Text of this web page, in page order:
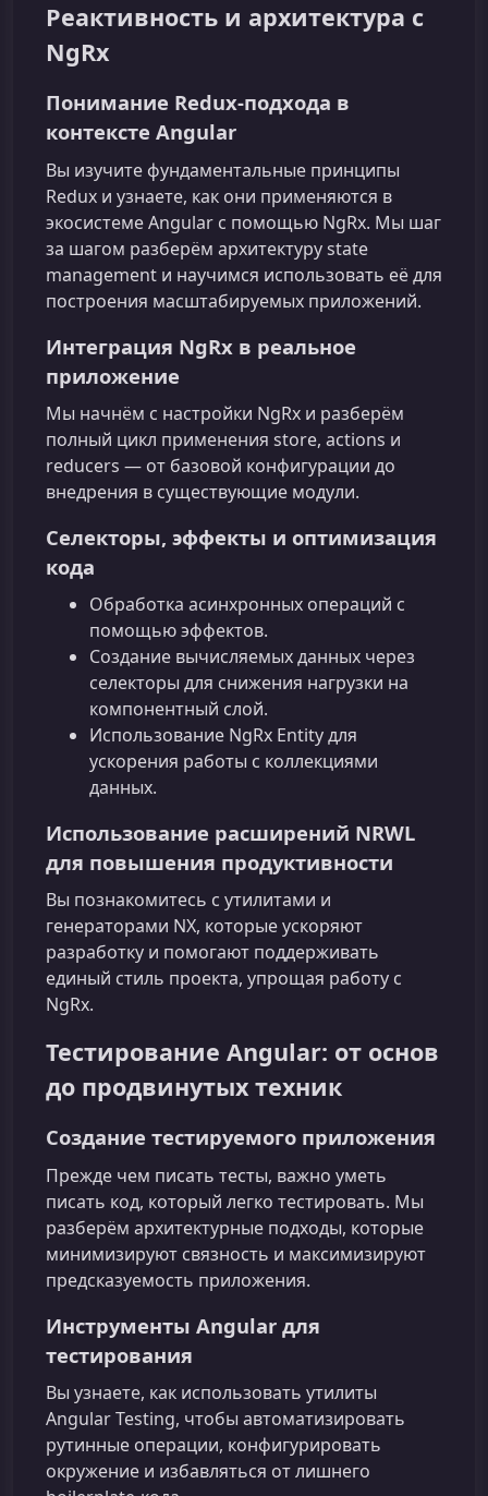
Реактивность и архитектура с
NgRx
Понимание Redux-подхода в
контексте Angular
Вы изучите фундаментальные принципы
Redux и узнаете, как они применяются в
экосистеме Angular с помощью NgRx. Мы шаг
за шагом разберём архитектуру state
management и научимся использовать её для
построения масштабируемых приложений.
Интеграция NgRx в реальное
приложение
Мы начнём с настройки NgRx и разберём
полный цикл применения store, actions и
reducers — от базовой конфигурации до
внедрения в существующие модули.
Селекторы, эффекты и оптимизация
кода
Обработка асинхронных операций с
помощью эффектов.
Создание вычисляемых данных через
селекторы для снижения нагрузки на
компонентный слой.
Использование NgRx Entity для
ускорения работы с коллекциями
данных.
Использование расширений NRWL
для повышения продуктивности
Вы познакомитесь с утилитами и
генераторами NX, которые ускоряют
разработку и помогают поддерживать
единый стиль проекта, упрощая работу с
NgRx.
Тестирование Angular: от основ
до продвинутых техник
Создание тестируемого приложения
Прежде чем писать тесты, важно уметь
писать код, который легко тестировать. Мы
разберём архитектурные подходы, которые
минимизируют связность и максимизируют
предсказуемость приложения.
Инструменты Angular для
тестирования
Вы узнаете, как использовать утилиты
Angular Testing, чтобы автоматизировать
рутинные операции, конфигурировать
окружение и избавляться от лишнего